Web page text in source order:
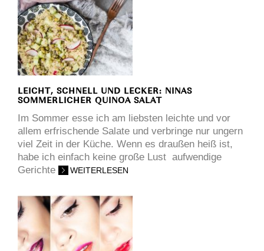
LEICHT, SCHNELL UND LECKER: NINAS
SOMMERLICHER QUINOA SALAT
Im Sommer esse ich am liebsten leichte und vor
allem erfrischende Salate und verbringe nur ungern
viel Zeit in der Küche. Wenn es draußen heiß ist,
habe ich einfach keine große Lust aufwendige
Gerichte
WEITERLESEN